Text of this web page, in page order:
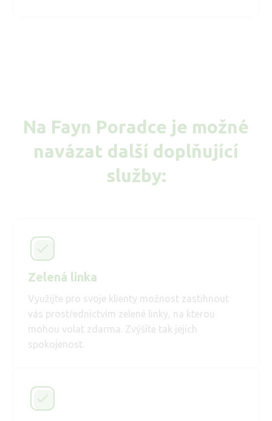
Na Fayn Poradce je možné
navázat další doplňující
služby:
Zelená linka
Využijte pro svoje klienty možnost zastihnout
vás prostřednictvím zelené linky, na kterou
mohou volat zdarma. Zvýšíte tak jejich
spokojenost.